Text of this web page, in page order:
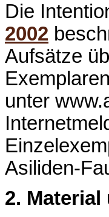
Die
2002
Aufsätze
unter
Asiliden-
2. Material